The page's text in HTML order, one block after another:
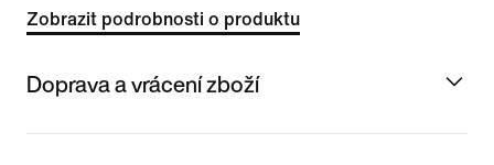
Zobrazit podrobnosti o produktu
Doprava a vrácení zboží